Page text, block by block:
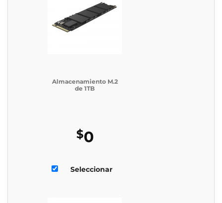
Almacenamiento M.2
de 1TB
$0
Seleccionar